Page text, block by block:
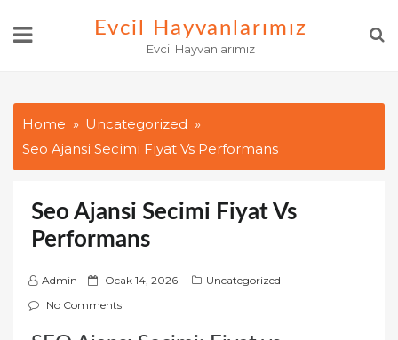
Evcil Hayvanlarımız
Evcil Hayvanlarımız
Home
Uncategorized
Seo Ajansi Secimi Fiyat Vs Performans
Seo Ajansi Secimi Fiyat Vs
Performans
Admin
P
o
Ocak 14, 2026
Uncategorized
No Comments